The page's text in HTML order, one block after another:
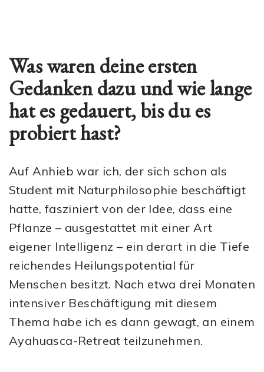
Was waren deine ersten
Gedanken dazu und wie lange
hat es gedauert, bis du es
probiert hast?
Auf Anhieb war ich, der sich schon als
Student mit Naturphilosophie beschäftigt
hatte, fasziniert von der Idee, dass eine
Pflanze – ausgestattet mit einer Art
eigener Intelligenz – ein derart in die Tiefe
reichendes Heilungspotential für
Menschen besitzt. Nach etwa drei Monaten
intensiver Beschäftigung mit diesem
Thema habe ich es dann gewagt, an einem
Ayahuasca-Retreat teilzunehmen.